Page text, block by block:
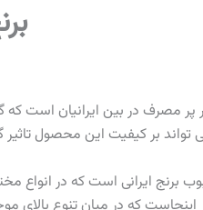
پر مصرف در بین ایرانیان است که
برنج ایرانی است که در